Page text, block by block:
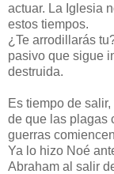
actuar. La Iglesia
estos tiempos.
¿Te arrodillarás
pasivo que sigue
destruida.
Es tiempo de
de que las plagas
guerras
Ya lo hizo Noé
Abraham al salir